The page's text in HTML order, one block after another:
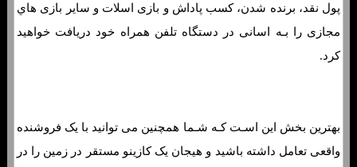
پول نقد، برنده شدن، کسب پاداش و بازی اسلات و سایر بازی هاي‌
مجازی را بـه اسانی در دستگاه تلفن همراه خود دریافت خواهید
کرد.
بهترین بخش این اسـت کـه شـما همچنین می توانید با یک فروشنده
واقعی تعامل داشته باشید و هیجان یک کازینو مستقر در زمین را در